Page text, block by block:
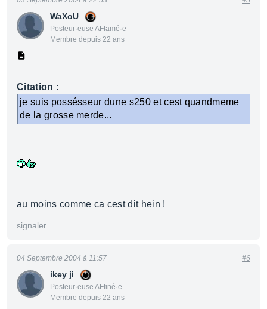
WaXoU
Posteur·euse AFfamé·e
Membre depuis 22 ans
Citation :
je suis possésseur dune s250 et cest quandmeme
de la grosse merde...
au moins comme ca cest dit hein !
signaler
ikey ji
Posteur·euse AFfiné·e
Membre depuis 22 ans
04 Septembre 2004 à 11:57 #6